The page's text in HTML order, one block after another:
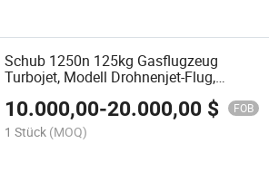
Schub 1250n 125kg Gasflugzeug
Turbojet, Modell Drohnenjet-Flug,
10.000,00-20.000,00 $ FOB
1 Stück (MOQ)